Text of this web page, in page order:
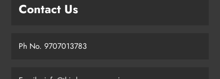
Contact Us
Ph No. 9707013783